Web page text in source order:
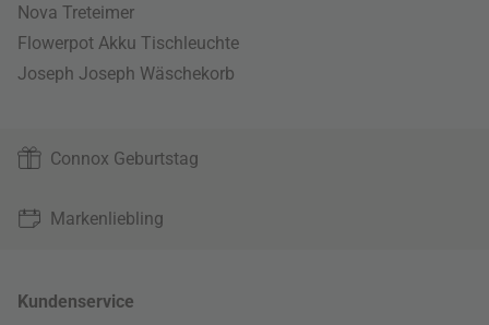
Nova Treteimer
Flowerpot Akku Tischleuchte
Joseph Joseph Wäschekorb
Connox Geburtstag
Markenliebling
Kundenservice